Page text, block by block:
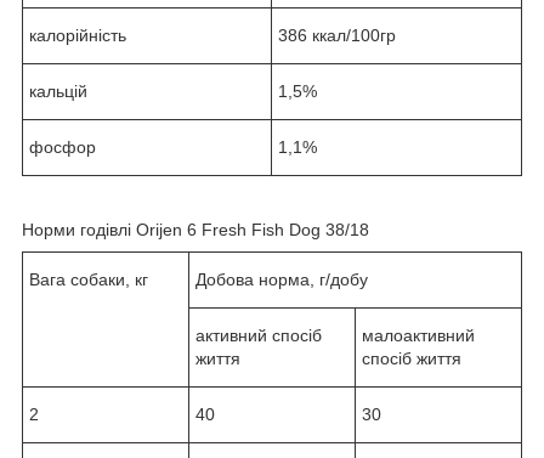
калорійність 386 ккал/100гр
кальцій 1,5%
фосфор 1,1%
Норми годівлі Orijen 6 Fresh Fish Dog 38/18
Вага собаки, кг Добова норма, г/добу
активний спосіб
життя
малоактивний
спосіб життя
2 40 30